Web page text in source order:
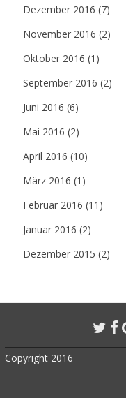
Dezember 2016 (7)
November 2016 (2)
Oktober 2016 (1)
September 2016 (2)
Juni 2016 (6)
Mai 2016 (2)
April 2016 (10)
März 2016 (1)
Februar 2016 (11)
Januar 2016 (2)
Dezember 2015 (2)
Copyright 2016